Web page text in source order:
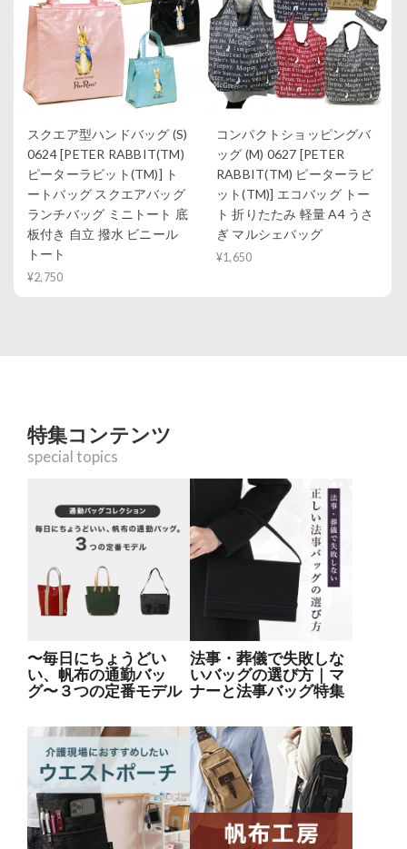
スクエア型ハンドバッグ (S)
0624 [PETER RABBIT(TM)
ピーターラビット(TM)] ト
ートバッグ スクエアバッグ
ランチバッグ ミニトート 底
板付き 自立 撥水 ビニール
トート
¥2,750
コンパクトショッピングバ
ッグ (M) 0627 [PETER
RABBIT(TM) ピーターラビ
ット(TM)] エコバッグ トー
ト 折りたたみ 軽量 A4 うさ
ぎ マルシェバッグ
¥1,650
特集コンテンツ
special topics
〜毎日にちょうどい
い、帆布の通勤バッ
グ〜３つの定番モデル
法事・葬儀で失敗しな
いバッグの選び方｜マ
ナーと法事バッグ特集